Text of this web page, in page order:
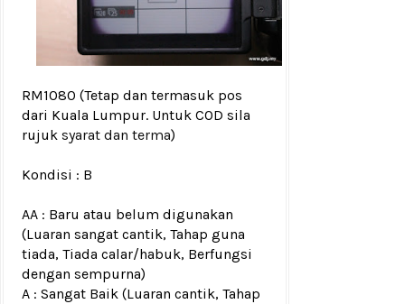
RM1080 (Tetap dan termasuk pos
dari Kuala Lumpur. Untuk COD sila
rujuk syarat dan terma)
Kondisi : B
AA : Baru atau belum digunakan
(Luaran sangat cantik, Tahap guna
tiada, Tiada calar/habuk, Berfungsi
dengan sempurna)
A : Sangat Baik (Luaran cantik, Tahap